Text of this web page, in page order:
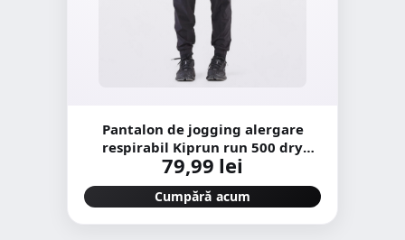
Pantalon de jogging alergare
respirabil Kiprun run 500 dry
negru Damă
79,99 lei
Cumpără acum